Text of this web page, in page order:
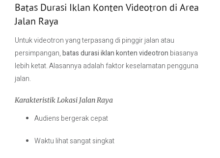
Batas Durasi Iklan Konten Videotron di Area
Jalan Raya
Untuk videotron yang terpasang di pinggir jalan atau
persimpangan,batas durasi iklan konten videotron biasanya
lebih ketat. Alasannya adalah faktor keselamatan pengguna
jalan.
Karakteristik Lokasi Jalan Raya
Audiens bergerak cepat
Waktu lihat sangat singkat